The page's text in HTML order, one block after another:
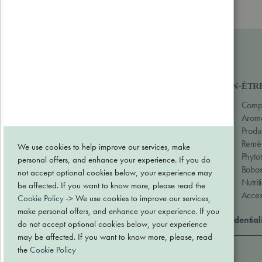
Soin corps
Soin des cheveux
Produits solaires
BIEN-
Conditions générales de vente Politique de
Paiement sécurisé
We use cookies to help improve our services, make
personal offers, and enhance your experience. If you do
not accept optional cookies below, your experience may
be affected. If you want to know more, please read the
Cookie Policy-> We use cookies to improve our services,
make personal offers, and enhance your experience. If you
do not accept optional cookies below, your experience
may be affected. If you want to know more, please, read
the Cookie Policy